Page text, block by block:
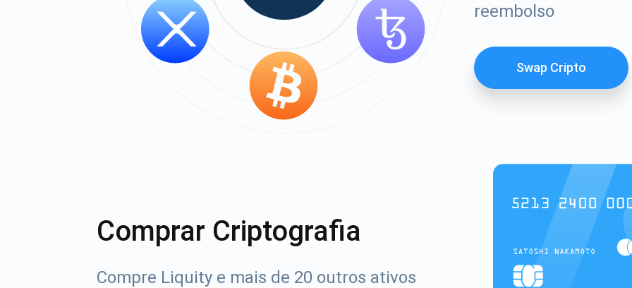
reembolso
Swap Cripto
Comprar Criptografia
Compre Liquity e mais de 20 outros ativos